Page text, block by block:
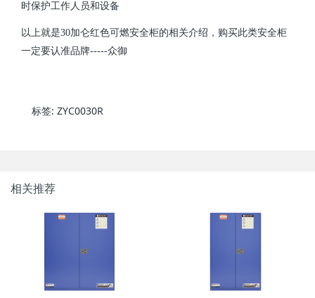
时保护工作人员和设备
以上就是30加仑红色可燃安全柜的相关介绍，购买此类安全柜
一定要认准品牌-----众御
标签: ZYC0030R
相关推荐